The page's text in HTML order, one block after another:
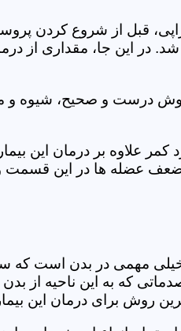
قبل از شروع کردن
در این جا، مقداری از
درست و صحیح، شیوه و
درد کمر علاوه بر درمان
ضعف عضله ها در این
مهمی در بدن است که
که به این ناحیه از
روش برای درمان این